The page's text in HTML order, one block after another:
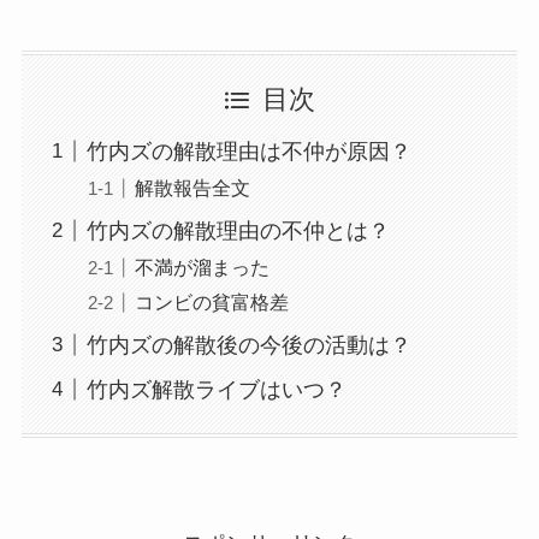
目次
竹内ズの解散理由は不仲が原因？
解散報告全文
竹内ズの解散理由の不仲とは？
不満が溜まった
コンビの貧富格差
竹内ズの解散後の今後の活動は？
竹内ズ解散ライブはいつ？